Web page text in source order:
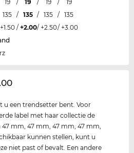
19 / 19 / 19 /
19
135 / 135 / 135 /
135
+1.50 / +2.00/ +2.50/ +3.00
u een trendsetter bent. Voor
label met haar collectie de
mm, 47 mm, 47 mm, 47 mm,
kunnen stellen, kunt u
niet past of bevalt. Een andere